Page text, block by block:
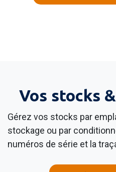
Vos stocks
Gérez vos stocks par
stockage ou par
numéros de série et la